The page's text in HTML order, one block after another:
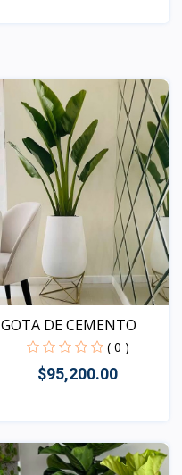
GOTA DE CEMENTO
( 0 )
$95,200.00
Vista